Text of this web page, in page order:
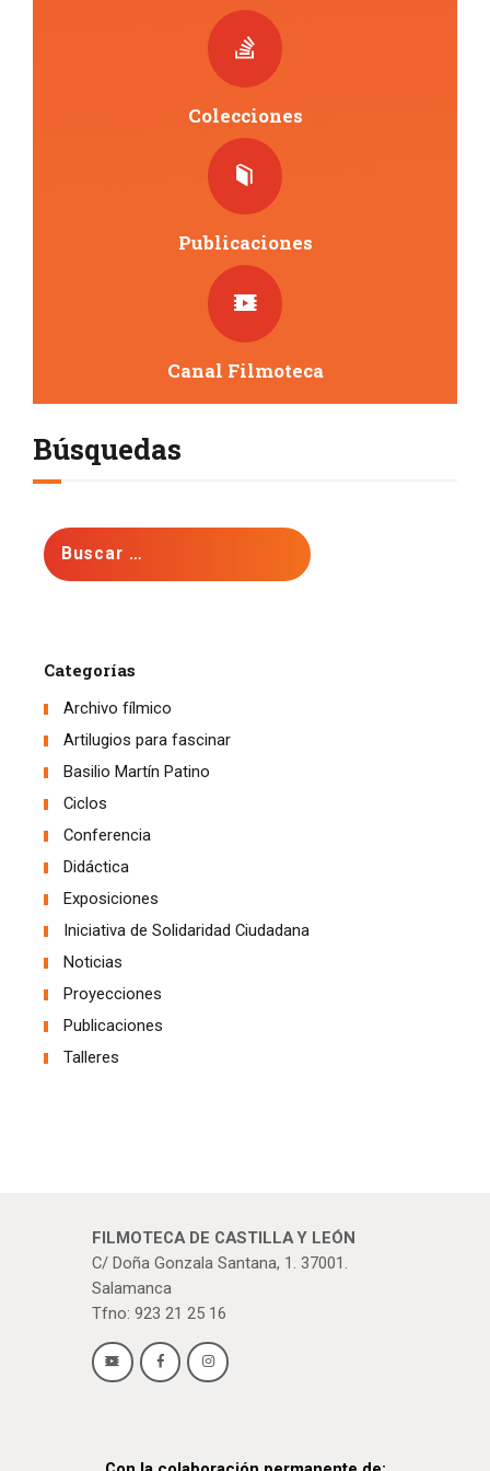
Colecciones
Publicaciones
Canal Filmoteca
Búsquedas
Buscar:
Categorías
Archivo fílmico
Artilugios para fascinar
Basilio Martín Patino
Ciclos
Conferencia
Didáctica
Exposiciones
Iniciativa de Solidaridad Ciudadana
Noticias
Proyecciones
Publicaciones
Talleres
FILMOTECA DE CASTILLA Y LEÓN
C/ Doña Gonzala Santana, 1. 37001.
Salamanca
Tfno: 923 21 25 16